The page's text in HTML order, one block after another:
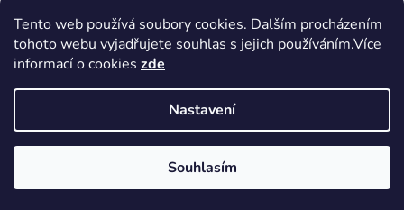
Tento web používá soubory cookies. Dalším procházením
tohoto webu vyjadřujete souhlas s jejich používáním.Více
informací o cookies zde
Nastavení
Souhlasím
Zboží.cz Heureka.cz Voňavé dárky
Copyright 2026
elektro. Všechna práva vyhrazena.